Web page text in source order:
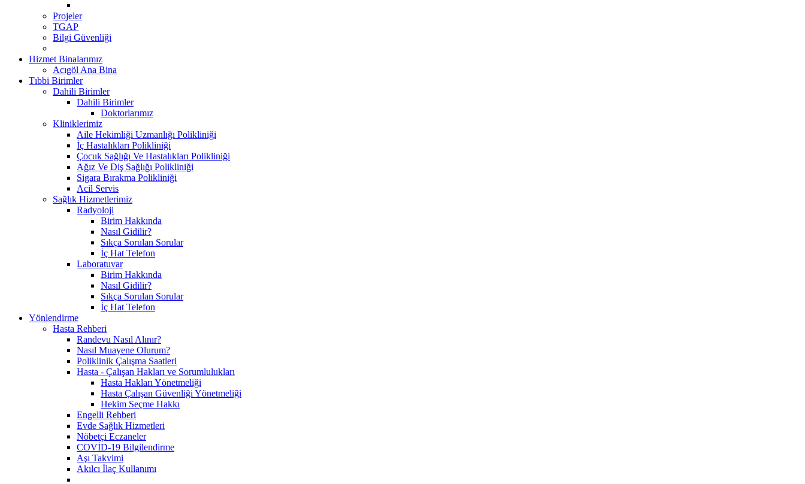
Projeler
TGAP
Bilgi Güvenliği
Hizmet Binalarımız
Acıgöl Ana Bina
Tıbbi Birimler
Dahili Birimler
Dahili Birimler
Doktorlarımız
Kliniklerimiz
Aile Hekimliği Uzmanlığı Polikliniği
İç Hastalıkları Polikliniği
Çocuk Sağlığı Ve Hastalıkları Polikliniği
Ağız Ve Diş Sağlığı Polikliniği
Sigara Bırakma Polikliniği
Acil Servis
Sağlık Hizmetlerimiz
Radyoloji
Birim Hakkında
Nasıl Gidilir?
Sıkça Sorulan Sorular
İç Hat Telefon
Laboratuvar
Birim Hakkında
Nasıl Gidilir?
Sıkça Sorulan Sorular
İç Hat Telefon
Yönlendirme
Hasta Rehberi
Randevu Nasıl Alınır?
Nasıl Muayene Olurum?
Poliklinik Çalışma Saatleri
Hasta - Çalışan Hakları ve Sorumlulukları
Hasta Hakları Yönetmeliği
Hasta Çalışan Güvenliği Yönetmeliği
Hekim Seçme Hakkı
Engelli Rehberi
Evde Sağlık Hizmetleri
Nöbetçi Eczaneler
COVİD-19 Bilgilendirme
Aşı Takvimi
Akılcı İlaç Kullanımı